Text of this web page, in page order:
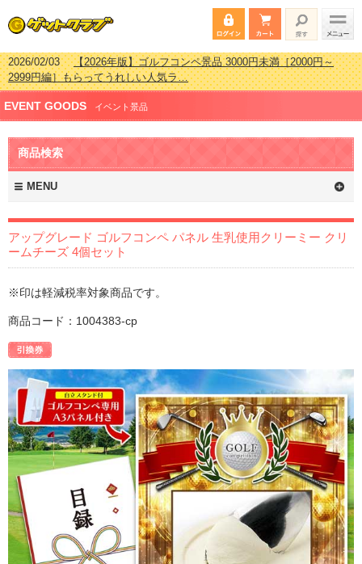
2026/02/03【2026年版】ゴルフコンペ景品 3000円未満［2000円～
2026/07/15【2026年版】ビンゴゲーム景品おすすめ金額別人気ランキ
ング 更新しました！
2026/04/03【2026年版】ゴルフコンペ景品 3000円未満［2000円～
2999円編］もらってうれしい人気ラ…
2026/02/16【2026年版】結婚式の二次会で貰って嬉しい景品とは？ 更
新しました！
EVENT GOODS イベント景品
商品検索
MENU
アップグレード ゴルフコンペ パネル 生乳使用クリーミー クリ
ームチーズ 4個セット
※印は軽減税率対象商品です。
商品コード：1004383-cp